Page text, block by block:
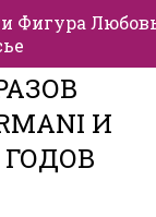
Фигура
И